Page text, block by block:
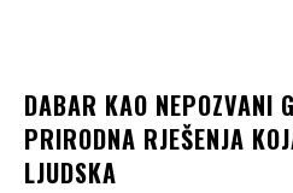
DABAR KAO NEPOZVANI
PRIRODNA RJEŠENJA
LJUDSKA